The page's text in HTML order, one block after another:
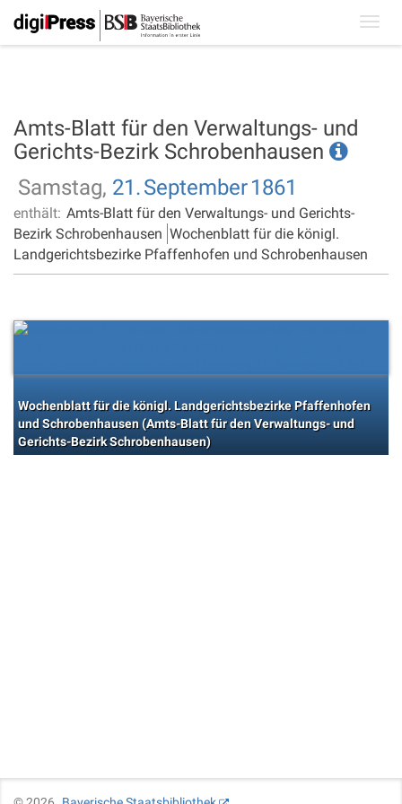
Amts-Blatt für den Verwaltungs- und
Gerichts-Bezirk Schrobenhausen
Samstag, 21.September1861
enthält: Amts-Blatt für den Verwaltungs- und Gerichts-
Bezirk Schrobenhausen Wochenblatt für die königl.
Landgerichtsbezirke Pfaffenhofen und Schrobenhausen
Wochenblatt für die königl. Landgerichtsbezirke Pfaffenhofen
und Schrobenhausen (Amts-Blatt für den Verwaltungs- und
Gerichts-Bezirk Schrobenhausen)